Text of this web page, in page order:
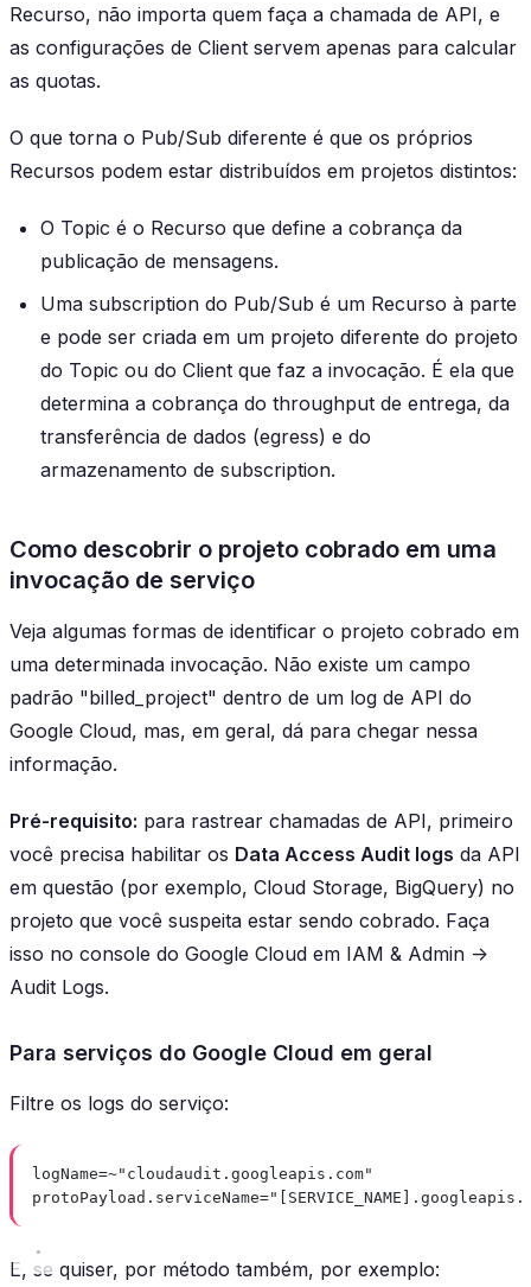
Recurso, não importa quem faça a chamada de API, e
as configurações de Client servem apenas para calcular
as quotas.
O que torna o Pub/Sub diferente é que os próprios
Recursos podem estar distribuídos em projetos distintos:
O Topic é o Recurso que define a cobrança da
publicação de mensagens.
Uma subscription do Pub/Sub é um Recurso à parte
e pode ser criada em um projeto diferente do projeto
do Topic ou do Client que faz a invocação. É ela que
determina a cobrança do throughput de entrega, da
transferência de dados (egress) e do
armazenamento de subscription.
Como descobrir o projeto cobrado em uma
invocação de serviço
Veja algumas formas de identificar o projeto cobrado em
uma determinada invocação. Não existe um campo
padrão "billed_project" dentro de um log de API do
Google Cloud, mas, em geral, dá para chegar nessa
informação.
Pré-requisito: para rastrear chamadas de API, primeiro
você precisa habilitar os Data Access Audit logs da API
em questão (por exemplo, Cloud Storage, BigQuery) no
projeto que você suspeita estar sendo cobrado. Faça
isso no console do Google Cloud em IAM & Admin ->
Audit Logs.
Para serviços do Google Cloud em geral
Filtre os logs do serviço:
logName=~"cloudaudit.googleapis.com"
E, se quiser, por método também, por exemplo: